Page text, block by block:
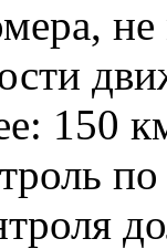
150